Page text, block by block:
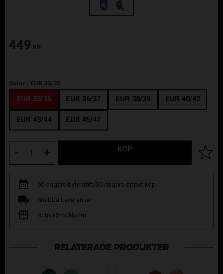
449 KR
Sulor : EUR 33/35
EUR 33/35 EUR 36/37 EUR 38/39 EUR 40/42
EUR 43/44 EUR 45/47
+
- KÖP Lägg
60 dagars bytesrätt/30 dagars öppet köp
Snabba Leveranser
Butik i Stockholm
RELATERADE PRODUKTER